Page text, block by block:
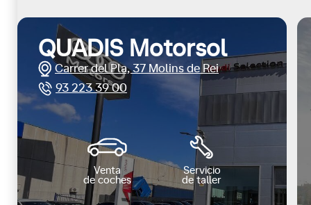
QUADIS Motorsol
Carrer del Pla, 37 Molins de Rei
93 223 39 00
Venta
de coches
Servicio
de taller